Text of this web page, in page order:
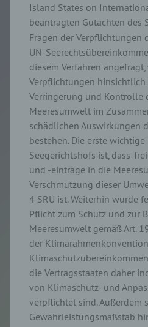
Island States on
beantragten Gutachten des
Fragen der Verpflichtungen
UN-
diesem Verfahren
Verpflichtungen hinsichtlich
Verringerung und Kontrolle
Meeresumwelt im
schädlichen Auswirkungen
bestehen. Die erste
Seegerichtshofs ist, dass
und -einträge in die
Verschmutzung dieser
4 SRÜ ist. Weiterhin wurde
Pflicht zum Schutz und zur
Meeresumwelt gemäß Art.
der
die Vertragsstaaten daher
von Klimaschutz- und
verpflichtet sind. Außerdem
Gewährleistungsmaßstab